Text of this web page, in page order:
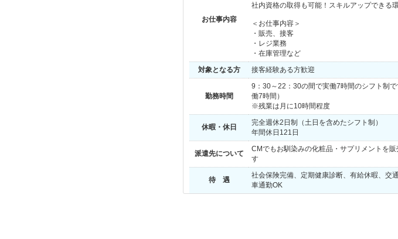
お仕事内容
社内資格の取得も可能！スキルアップできる
＜お仕事内容＞
・販売、接客
・レジ業務
・在庫管理など
対象となる方
接客経験ある方歓迎
勤務時間
9：30～22：30の間で実働7時間のシフト制
働7時間）
※残業は月に10時間程度
休暇・休日
完全週休2日制（土日を含めたシフト制）
年間休日121日
派遣先について
CMでもお馴染みの化粧品・サプリメントを
す
待 遇
社会保険完備、定期健康診断、有給休暇、交
車通勤OK